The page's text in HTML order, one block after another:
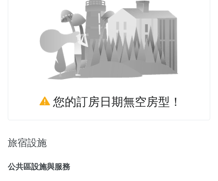
您的訂房日期無空房型！
旅宿設施
公共區設施與服務